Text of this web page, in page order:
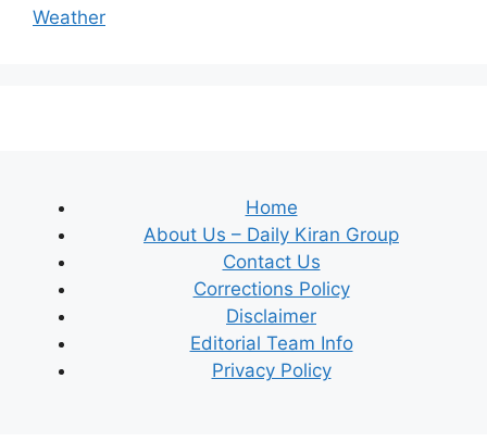
Weather
Home
About Us – Daily Kiran Group
Contact Us
Corrections Policy
Disclaimer
Editorial Team Info
Privacy Policy